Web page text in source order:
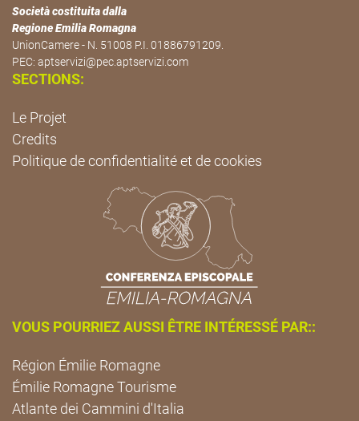
Società costituita dalla
Regione Emilia Romagna
UnionCamere - N. 51008 P.I. 01886791209.
PEC: aptservizi@pec.aptservizi.com
SECTIONS:
Le Projet
Credits
Politique de confidentialité et de cookies
VOUS POURRIEZ AUSSI ÊTRE INTÉRESSÉ PAR::
Région Émilie Romagne
Émilie Romagne Tourisme
Atlante dei Cammini d'Italia